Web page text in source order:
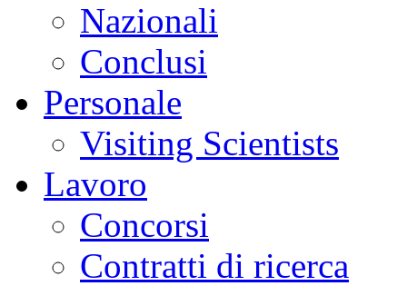
Nazionali
Conclusi
Personale
Visiting Scientists
Lavoro
Concorsi
Contratti di ricerca